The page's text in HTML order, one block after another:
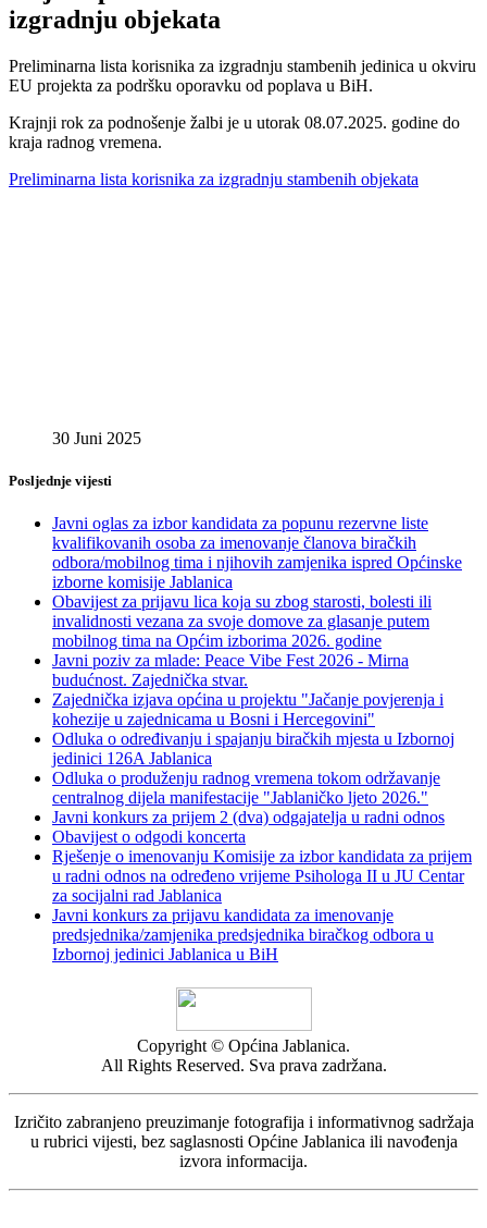
izgradnju objekata
Preliminarna lista korisnika za izgradnju stambenih jedinica u okviru
EU projekta za podršku oporavku od poplava u BiH.
Krajnji rok za podnošenje žalbi je u utorak 08.07.2025. godine do
kraja radnog vremena.
Preliminarna lista korisnika za izgradnju stambenih objekata
30 Juni 2025
Posljednje vijesti
Javni oglas za izbor kandidata za popunu rezervne liste
kvalifikovanih osoba za imenovanje članova biračkih
odbora/mobilnog tima i njihovih zamjenika ispred Općinske
izborne komisije Jablanica
Obavijest za prijavu lica koja su zbog starosti, bolesti ili
invalidnosti vezana za svoje domove za glasanje putem
mobilnog tima na Općim izborima 2026. godine
Javni poziv za mlade: Peace Vibe Fest 2026 - Mirna
budućnost. Zajednička stvar.
Zajednička izjava općina u projektu "Jačanje povjerenja i
kohezije u zajednicama u Bosni i Hercegovini"
Odluka o određivanju i spajanju biračkih mjesta u Izbornoj
jedinici 126A Jablanica
Odluka o produženju radnog vremena tokom održavanje
centralnog dijela manifestacije "Jablaničko ljeto 2026."
Javni konkurs za prijem 2 (dva) odgajatelja u radni odnos
Obavijest o odgodi koncerta
Rješenje o imenovanju Komisije za izbor kandidata za prijem
u radni odnos na određeno vrijeme Psihologa II u JU Centar
za socijalni rad Jablanica
Javni konkurs za prijavu kandidata za imenovanje
predsjednika/zamjenika predsjednika biračkog odbora u
Izbornoj jedinici Jablanica u BiH
Copyright © Općina Jablanica.
All Rights Reserved. Sva prava zadržana.
Izričito zabranjeno preuzimanje fotografija i informativnog sadržaja
u rubrici vijesti, bez saglasnosti Općine Jablanica ili navođenja
izvora informacija.